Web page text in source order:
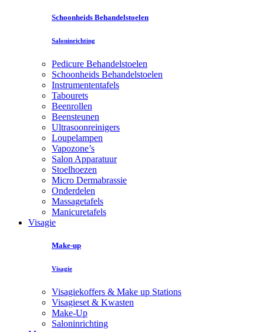
Schoonheids Behandelstoelen
Saloninrichting
Pedicure Behandelstoelen
Schoonheids Behandelstoelen
Instrumententafels
Tabourets
Beenrollen
Beensteunen
Ultrasoonreinigers
Loupelampen
Vapozone’s
Salon Apparatuur
Stoelhoezen
Micro Dermabrassie
Onderdelen
Massagetafels
Manicuretafels
Visagie
Make-up
Visagie
Visagiekoffers & Make up Stations
Visagieset & Kwasten
Make-Up
Saloninrichting